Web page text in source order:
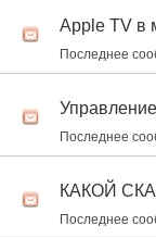
Apple TV в
Последнее
Последнее
КАКОЙ
Последнее